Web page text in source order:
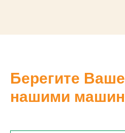
Берегите
нашими